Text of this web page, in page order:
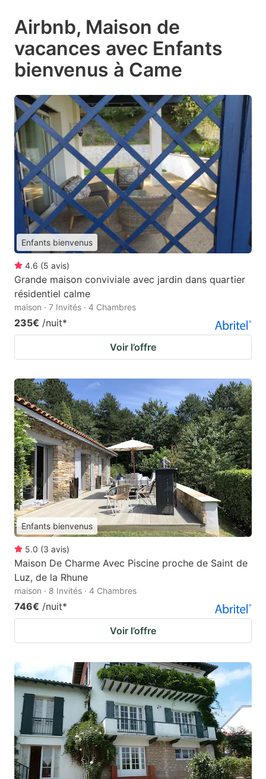
Airbnb, Maison de
vacances avec Enfants
bienvenus à Came
Enfants bienvenus
4.6 (5 avis)
Grande maison conviviale avec jardin dans quartier
résidentiel calme
maison · 7 Invités · 4 Chambres
235€ /nuit*
Voir l’offre
Enfants bienvenus
5.0 (3 avis)
Maison De Charme Avec Piscine proche de Saint de
Luz, de la Rhune
maison · 8 Invités · 4 Chambres
746€ /nuit*
Voir l’offre